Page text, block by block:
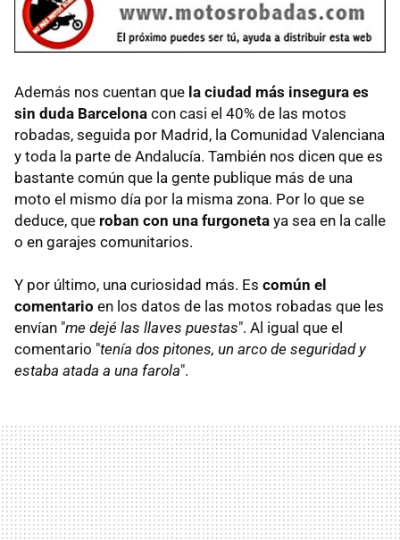
Además nos cuentan que la ciudad más insegura es
sin duda Barcelona con casi el 40% de las motos
robadas, seguida por Madrid, la Comunidad Valenciana
y toda la parte de Andalucía. También nos dicen que es
bastante común que la gente publique más de una
moto el mismo día por la misma zona. Por lo que se
deduce, que roban con una furgoneta ya sea en la calle
o en garajes comunitarios.
Y por último, una curiosidad más. Es común el
comentario en los datos de las motos robadas que les
envían "me dejé las llaves puestas". Al igual que el
comentario "tenía dos pitones, un arco de seguridad y
estaba atada a una farola".